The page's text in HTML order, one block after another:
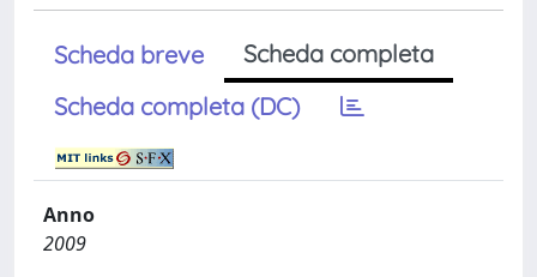
Scheda breve
Scheda completa
Scheda completa (DC)
Anno
2009